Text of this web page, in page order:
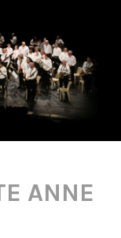
ANNE